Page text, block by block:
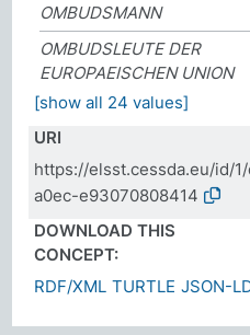
OMBUDSMANN
OMBUDSLEUTE DER
EUROPAEISCHEN UNION
[show all 24 values]
URI
https://elsst.cessda.eu/id/
a0ec-e93070808414
DOWNLOAD THIS
CONCEPT:
RDF/XML TURTLE JSON-